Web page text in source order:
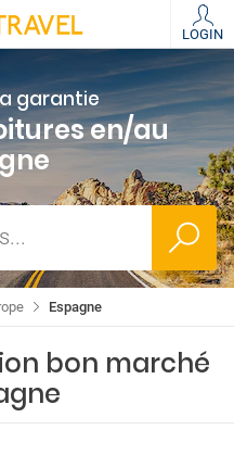
LOGIN
garantie
en/au
Espagne
bon marché